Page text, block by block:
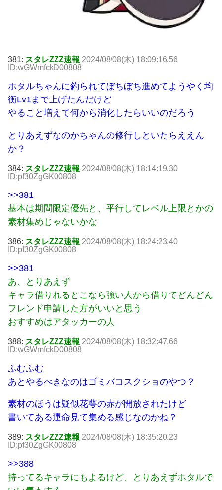
381: スタレZZZ速報 2024/08/08(木) 18:09:16.56
ID:wGWmfckD00808
ホタルちゃんに釣られてぼちぼち進めてようやく均
衡Lv1まで上げたんだけど
やること増えて何から消化したらいいのだろう
とりあえずなのかちゃんの修行しといたらええん
か？
384: スタレZZZ速報 2024/08/08(木) 18:14:19.30
ID:pf30ZgGK00808
>>381
基本は期間限定優先と、平行してレベル上限とかの
素材集めじゃないかな
386: スタレZZZ速報 2024/08/08(木) 18:24:23.40
ID:pf30ZgGK00808
>>381
あ、とりあえず
キャラ借りれるとこなら強い人から借りてどんどん
フレンド申請した方がいいと思う
おすすめはアタッカーの人
388: スタレZZZ速報 2024/08/08(木) 18:32:47.66
ID:wGWmfckD00808
ふむふむ
あとやるべきなのはゴミバコスクショのやつ？
素材のほうは疑似花萼の赤が開放されたけど
書いてある運命見て集める感じなのかね？
389: スタレZZZ速報 2024/08/08(木) 18:35:20.23
ID:pf30ZgGK00808
>>388
持ってるキャラにもよるけど、とりあえずホタルで